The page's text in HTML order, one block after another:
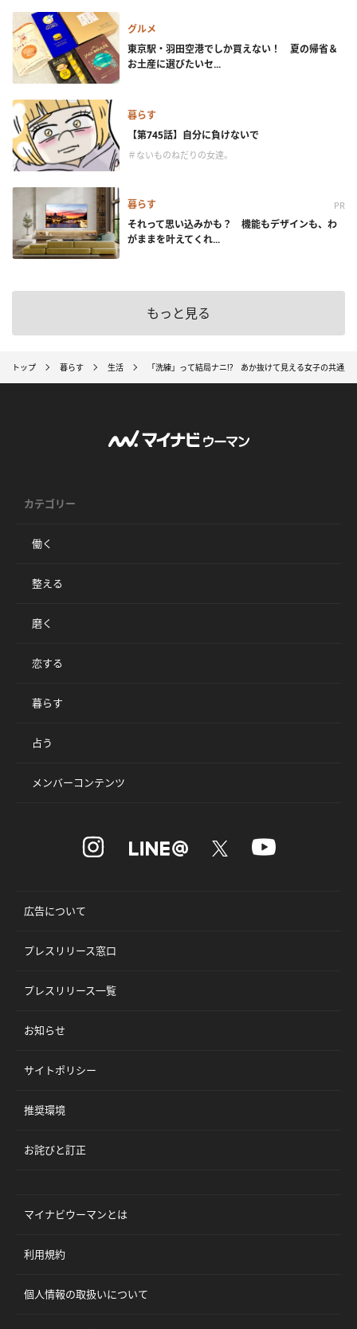
グルメ
東京駅・羽田空港でしか買えない！ 夏の帰省＆
お土産に選びたいセ...
暮らす
【第745話】自分に負けないで
＃ないものねだりの女達。
暮らす PR
それって思い込みかも？ 機能もデザインも、わ
がままを叶えてくれ...
もっと見る
トップ 暮らす 生活 「洗練」って結局ナニ!? あか抜けて見える女子の共通点
カテゴリー
働く
整える
磨く
恋する
暮らす
占う
メンバーコンテンツ
広告について
プレスリリース窓口
プレスリリース一覧
お知らせ
サイトポリシー
推奨環境
お詫びと訂正
マイナビウーマンとは
利用規約
個人情報の取扱いについて